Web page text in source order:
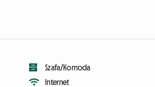
Szafa/Komoda
Internet